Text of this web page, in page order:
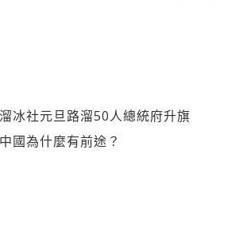
冰社元旦路溜50人總統府升旗
國為什麼有前途？